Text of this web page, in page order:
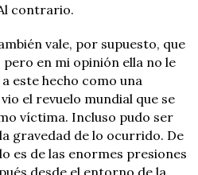
contrario.
vale, por supuesto, que
en mi opinión ella no le
este hecho como una
el revuelo mundial que se
víctima. Incluso pudo ser
gravedad de lo ocurrido. De
es de las enormes presiones
desde el entorno de la